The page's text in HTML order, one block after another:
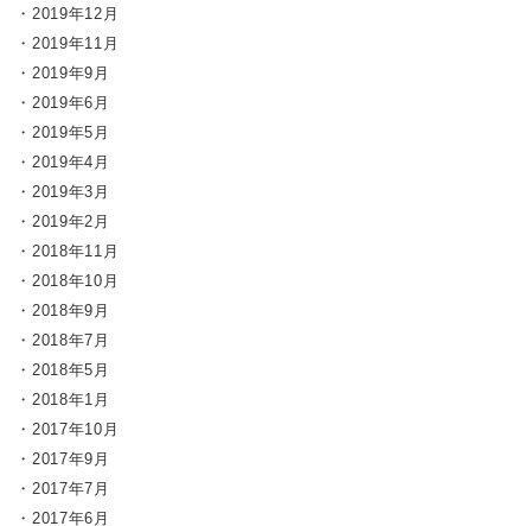
2019年12月
2019年11月
2019年9月
2019年6月
2019年5月
2019年4月
2019年3月
2019年2月
2018年11月
2018年10月
2018年9月
2018年7月
2018年5月
2018年1月
2017年10月
2017年9月
2017年7月
2017年6月